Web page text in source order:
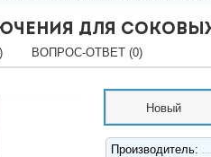
для
ВОПРОС-ОТВЕТ (0)
Новый
Производитель: